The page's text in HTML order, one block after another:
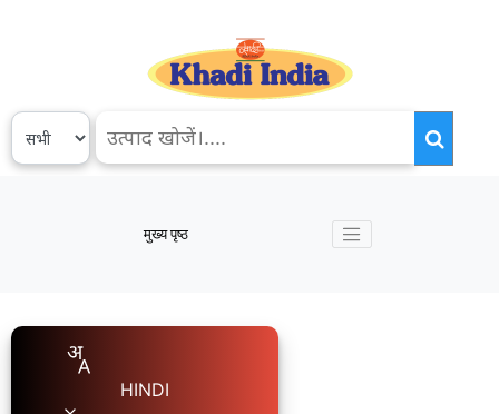
मुख्य पृष्ठ
HINDI